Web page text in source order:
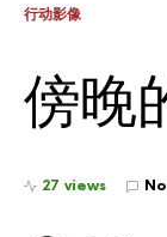
行动影像
傍晚
27 views